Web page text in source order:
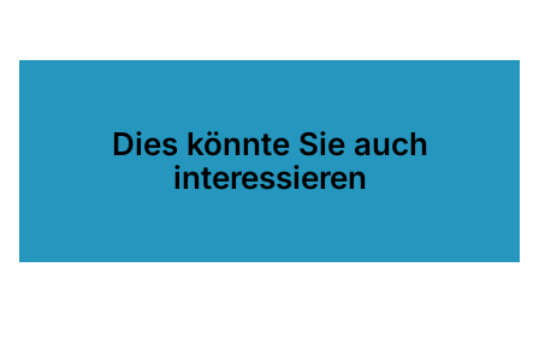
Dies könnte Sie auch
interessieren